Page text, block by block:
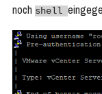
noch shell